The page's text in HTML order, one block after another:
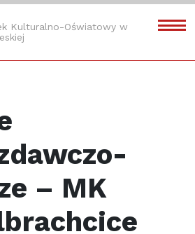
Kulturalno-Oświatowy w
– MK